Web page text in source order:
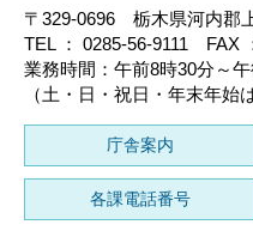
〒329-0696 栃木県河内郡
TEL ： 0285-56-9111 FAX
業務時間：午前8時30分～
（土・日・祝日・年末年始
庁舎案内
各課電話番号